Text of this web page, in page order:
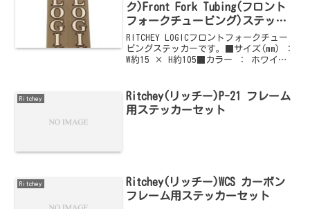
ク)Front Fork Tubing(フロント
フォークチュービング)ステッカ
ー
RITCHEY LOGICフロントフォークチュー
ビングステッカーです。■サイズ(mm) ：
W約15 × H約105■カラー ： ホワイト
承下さい。ご購入はこちらからど...
Ritchey
Ritchey(リッチー)P-21 フレーム
用ステッカーセット
Ritchey
Ritchey(リッチー)WCS カーボン
フレーム用ステッカーセット